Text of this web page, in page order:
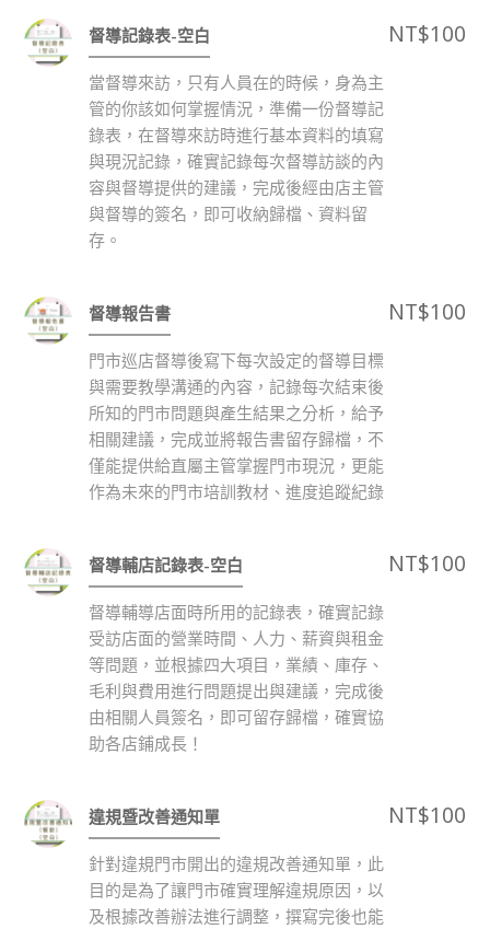
督導記錄表-空白 NT$100
當督導來訪，只有人員在的時候，身為主
管的你該如何掌握情況，準備一份督導記
錄表，在督導來訪時進行基本資料的填寫
與現況記錄，確實記錄每次督導訪談的內
容與督導提供的建議，完成後經由店主管
與督導的簽名，即可收納歸檔、資料留
存。
督導報告書 NT$100
門市巡店督導後寫下每次設定的督導目標
與需要教學溝通的內容，記錄每次結束後
所知的門市問題與產生結果之分析，給予
相關建議，完成並將報告書留存歸檔，不
僅能提供給直屬主管掌握門市現況，更能
作為未來的門市培訓教材、進度追蹤紀錄
督導輔店記錄表-空白 NT$100
督導輔導店面時所用的記錄表，確實記錄
受訪店面的營業時間、人力、薪資與租金
等問題，並根據四大項目，業績、庫存、
毛利與費用進行問題提出與建議，完成後
由相關人員簽名，即可留存歸檔，確實協
助各店鋪成長！
違規暨改善通知單 NT$100
針對違規門市開出的違規改善通知單，此
目的是為了讓門市確實理解違規原因，以
及根據改善辦法進行調整，撰寫完後也能